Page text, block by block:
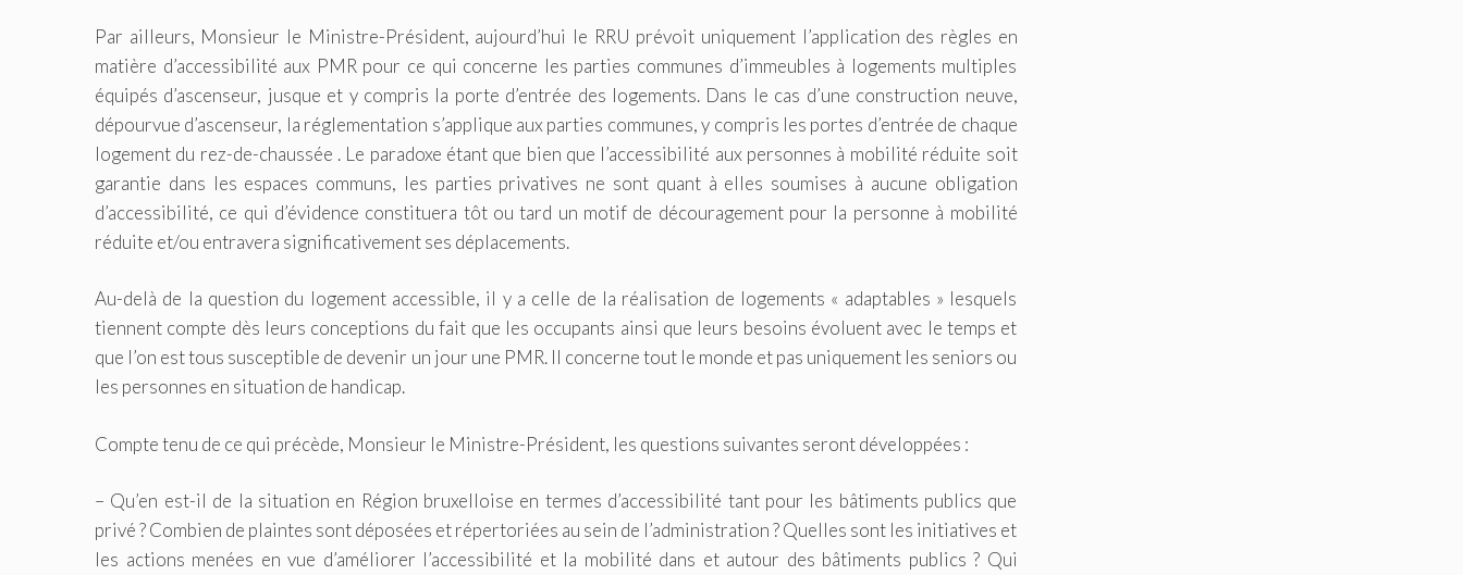
Par ailleurs, Monsieur le Ministre-Président, aujourd’hui le RRU prévoit uniquement l’application des règles en
matière d’accessibilité aux PMR pour ce qui concerne les parties communes d’immeubles à logements multiples
équipés d’ascenseur, jusque et y compris la porte d’entrée des logements. Dans le cas d’une construction neuve,
dépourvue d’ascenseur, la réglementation s’applique aux parties communes, y compris les portes d’entrée de chaque
logement du rez-de-chaussée . Le paradoxe étant que bien que l’accessibilité aux personnes à mobilité réduite soit
garantie dans les espaces communs, les parties privatives ne sont quant à elles soumises à aucune obligation
d’accessibilité, ce qui d’évidence constituera tôt ou tard un motif de découragement pour la personne à mobilité
réduite et/ou entravera significativement ses déplacements.
Au-delà de la question du logement accessible, il y a celle de la réalisation de logements « adaptables » lesquels
tiennent compte dès leurs conceptions du fait que les occupants ainsi que leurs besoins évoluent avec le temps et
que l’on est tous susceptible de devenir un jour une PMR. Il concerne tout le monde et pas uniquement les seniors ou
les personnes en situation de handicap.
Compte tenu de ce qui précède, Monsieur le Ministre-Président, les questions suivantes seront développées :
– Qu’en est-il de la situation en Région bruxelloise en termes d’accessibilité tant pour les bâtiments publics que
privé ? Combien de plaintes sont déposées et répertoriées au sein de l’administration ? Quelles sont les initiatives et
les actions menées en vue d’améliorer l’accessibilité et la mobilité dans et autour des bâtiments publics ? Qui